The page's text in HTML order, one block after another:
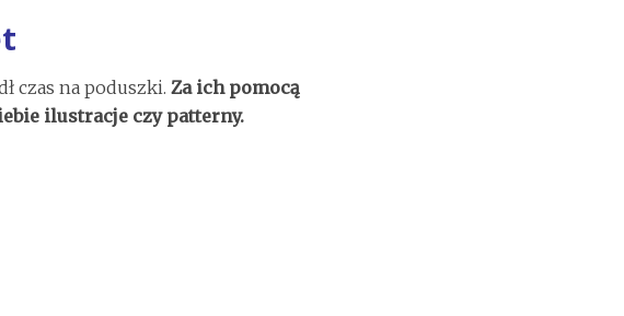
czas na poduszki.Za ich pomocą
ilustracje czy patterny.